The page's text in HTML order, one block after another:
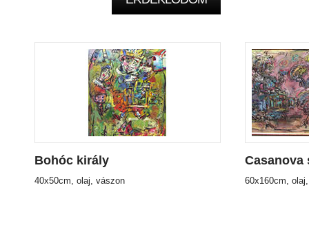
Bohóc király
40x50cm, olaj, vászon
Casanova
60x160cm,